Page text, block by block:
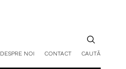
DESPRE NOI CONTACT CAUTĂ